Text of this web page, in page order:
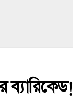
ব্যারিকেড!